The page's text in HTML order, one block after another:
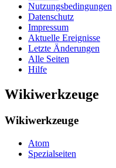
Nutzungsbedingungen
Datenschutz
Impressum
Aktuelle Ereignisse
Letzte Änderungen
Alle Seiten
Hilfe
Wikiwerkzeuge
Wikiwerkzeuge
Atom
Spezialseiten